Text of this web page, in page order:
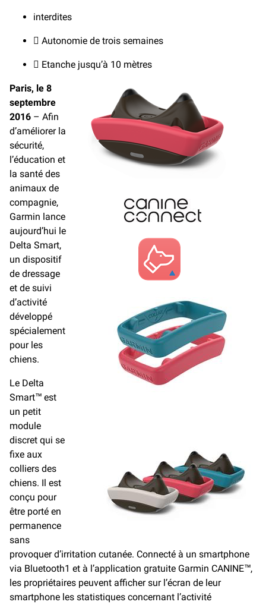
interdites
 Autonomie de trois semaines
 Etanche jusqu’à 10 mètres
Paris, le 8
septembre
2016 – Afin
d’améliorer la
sécurité,
l’éducation et
la santé des
animaux de
compagnie,
Garmin lance
aujourd’hui le
Delta Smart,
un dispositif
de dressage
et de suivi
d’activité
développé
spécialement
pour les
chiens.
Le Delta
Smart™ est
un petit
module
discret qui se
fixe aux
colliers des
chiens. Il est
conçu pour
être porté en
permanence
sans
provoquer d’irritation cutanée. Connecté à un smartphone
via Bluetooth1 et à l’application gratuite Garmin CANINE™,
les propriétaires peuvent afficher sur l’écran de leur
smartphone les statistiques concernant l’activité